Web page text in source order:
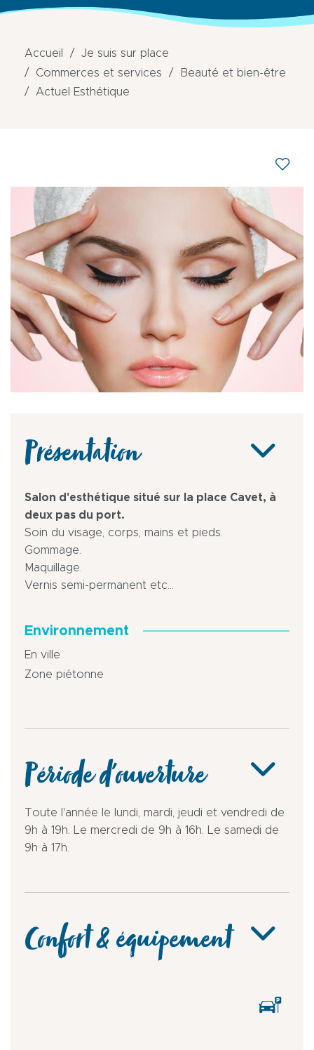
Accueil
Je suis sur place
Commerces et services
Beauté et bien-être
Actuel Esthétique
Présentation
Salon d'esthétique situé sur la place Cavet, à
deux pas du port.
Soin du visage, corps, mains et pieds.
Gommage.
Maquillage.
Vernis semi-permanent etc...
Environnement
En ville
Zone piétonne
Période d'ouverture
Toute l'année le lundi, mardi, jeudi et vendredi de
9h à 19h. Le mercredi de 9h à 16h. Le samedi de
9h à 17h.
Confort & équipement